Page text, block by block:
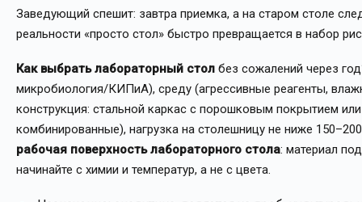
Заведующий спешит: завтра приемка, а на старом столе
реальности «просто стол» быстро превращается в набор
Как выбрать лабораторный стол без сожалений через
микробиология/КИПиА), среду (агрессивные реагенты,
конструкция: стальной каркас с порошковым покрытием
комбинированные), нагрузка на столешницу не ниже
рабочая поверхность лабораторного стола: материал
начинайте с химии и температур, а не с цвета.